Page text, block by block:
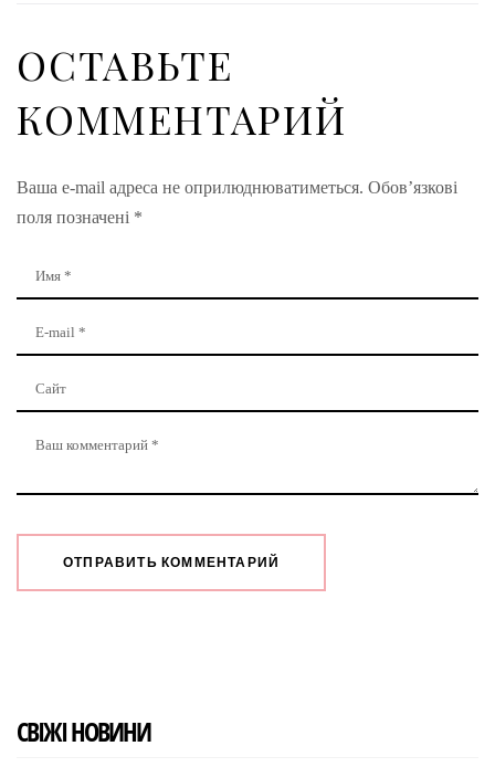
ОСТАВЬТЕ
КОММЕНТАРИЙ
Ваша e-mail адреса не оприлюднюватиметься. Обов’язкові
поля позначені *
СВІЖІ НОВИНИ